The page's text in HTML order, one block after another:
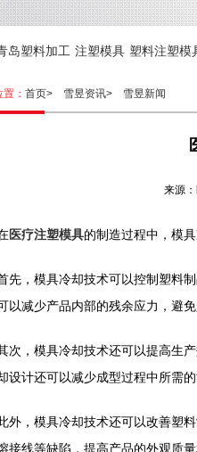
岛塑料加工 注塑模具 塑料注塑模
： 首页> 雪昱资讯> 雪昱新闻
来源
医疗注塑模具的制造过程中，模
，模具冷却技术可以控制塑料制
以减少产品内部的残余应力，避
，模具冷却技术还可以提高生产
设计还可以减少成型过程中所需的
，模具冷却技术还可以改善塑料
接线等缺陷，提高产品的外观质量